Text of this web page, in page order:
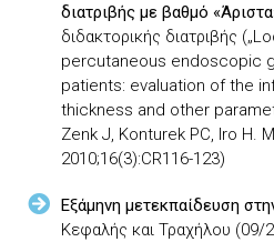
διατριβής με βαθμό
διδακτορικής διατριβής
percutaneous endoscopic
patients: evaluation of the
thickness and other
Zenk J, Konturek PC, Iro H.
2010;16(3):CR116-123)
Εξάμηνη μετεκπαίδευση
Κεφαλής και Τραχήλου (09/